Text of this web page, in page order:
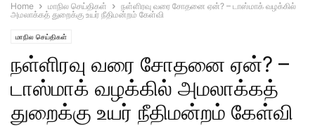
Home மாநில செய்திகள்
நள்ளிரவு வரை சோதனை ஏன்? – டாஸ்மாக் வழக்கில்
அமலாக்கத் துறைக்கு உயர் நீதிமன்றம் கேள்வி
மாநில செய்திகள்
நள்ளிரவு வரை சோதனை ஏன்? –
டாஸ்மாக் வழக்கில் அமலாக்கத்
துறைக்கு உயர் நீதிமன்றம் கேள்வி